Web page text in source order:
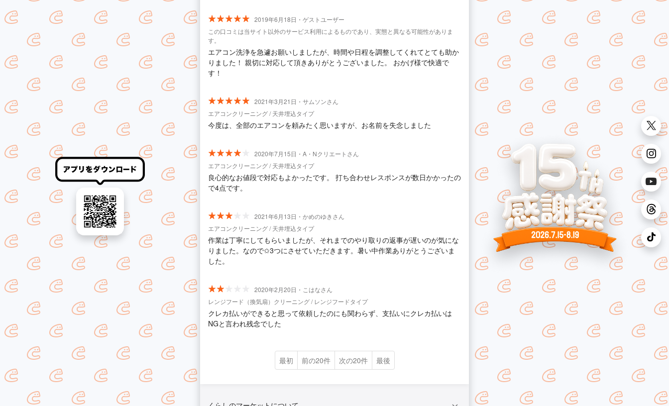
2019年6月18日・ゲストユーザー
この口コミは当サイト以外のサービス利用によるものであり、実態と異なる可能性がありま
す。
エアコン洗浄を急遽お願いしましたが、時間や日程を調整してくれてとても助か
りました！ 親切に対応して頂きありがとうございました。 おかげ様で快適で
す！
2021年3月21日・サムソンさん
エアコンクリーニング / 天井埋込タイプ
今度は、全部のエアコンを頼みたく思いますが、お名前を失念しました
2020年7月15日・A・Nクリエートさん
エアコンクリーニング / 天井埋込タイプ
良心的なお値段で対応もよかったです。 打ち合わせレスポンスが数日かかったの
で4点です。
2021年6月13日・かめのゆきさん
エアコンクリーニング / 天井埋込タイプ
作業は丁寧にしてもらいましたが、それまでのやり取りの返事が遅いのが気にな
りました。なので✩3つにさせていただきます。暑い中作業ありがとうございま
した。
2020年2月20日・こはなさん
レンジフード（換気扇）クリーニング / レンジフードタイプ
クレカ払いができると思って依頼したのにも関わらず、支払いにクレカ払いは
NGと言われ残念でした
最初 前の20件 次の20件 最後